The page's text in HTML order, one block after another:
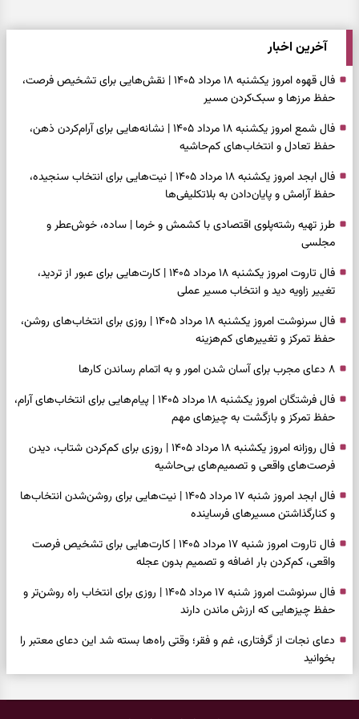
آخرین اخبار
فال قهوه امروز یکشنبه ۱۸ مرداد ۱۴۰۵ | نقش‌هایی برای تشخیص فرصت،
حفظ مرزها و سبک‌کردن مسیر
فال شمع امروز یکشنبه ۱۸ مرداد ۱۴۰۵ | نشانه‌هایی برای آرام‌کردن ذهن،
حفظ تعادل و انتخاب‌های کم‌حاشیه
فال ابجد امروز یکشنبه ۱۸ مرداد ۱۴۰۵ | نیت‌هایی برای انتخاب سنجیده،
حفظ آرامش و پایان‌دادن به بلاتکلیفی‌ها
طرز تهیه رشته‌پلوی اقتصادی با کشمش و خرما | ساده، خوش‌عطر و
مجلسی
فال تاروت امروز یکشنبه ۱۸ مرداد ۱۴۰۵ | کارت‌هایی برای عبور از تردید،
تغییر زاویه دید و انتخاب مسیر عملی
فال سرنوشت امروز یکشنبه ۱۸ مرداد ۱۴۰۵ | روزی برای انتخاب‌های روشن،
حفظ تمرکز و تغییرهای کم‌هزینه
۸ دعای مجرب برای آسان شدن امور و به اتمام رساندن کار‌ها
فال فرشتگان امروز یکشنبه ۱۸ مرداد ۱۴۰۵ | پیام‌هایی برای انتخاب‌های آرام،
حفظ تمرکز و بازگشت به چیزهای مهم
فال روزانه امروز یکشنبه ۱۸ مرداد ۱۴۰۵ | روزی برای کم‌کردن شتاب، دیدن
فرصت‌های واقعی و تصمیم‌های بی‌حاشیه
فال ابجد امروز شنبه ۱۷ مرداد ۱۴۰۵ | نیت‌هایی برای روشن‌شدن انتخاب‌ها
و کنارگذاشتن مسیرهای فرساینده
فال تاروت امروز شنبه ۱۷ مرداد ۱۴۰۵ | کارت‌هایی برای تشخیص فرصت
واقعی، کم‌کردن بار اضافه و تصمیم بدون عجله
فال سرنوشت امروز شنبه ۱۷ مرداد ۱۴۰۵ | روزی برای انتخاب راه روشن‌تر و
حفظ چیزهایی که ارزش ماندن دارند
دعای نجات از گرفتاری، غم و فقر؛ وقتی راه‌ها بسته شد این دعای معتبر را
بخوانید